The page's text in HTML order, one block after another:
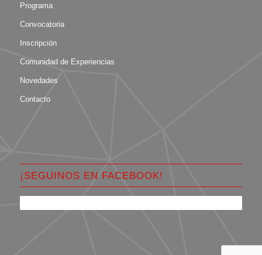
Programa
Convocatoria
Inscripción
Comunidad de Experiencias
Novedades
Contacto
¡SEGUINOS EN FACEBOOK!